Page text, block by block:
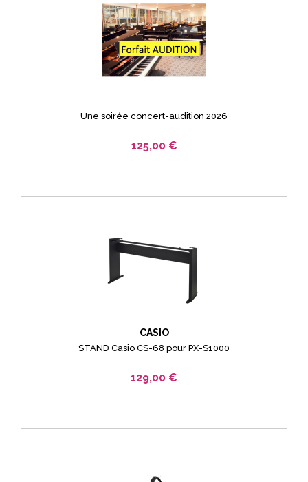
Une soirée concert-audition 2026
125,00 €
CASIO
STAND Casio CS-68 pour PX-S1000
129,00 €